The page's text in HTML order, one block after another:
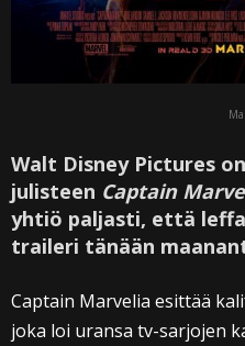
Walt Disney Pictures
julisteen Captain
yhtiö paljasti, että
traileri tänään
Captain Marvelia esittää
joka loi uransa tv-sarjojen